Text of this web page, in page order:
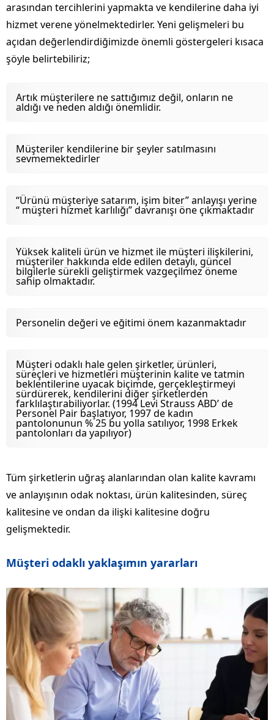
arasından tercihlerini yapmakta ve kendilerine daha iyi
hizmet verene yönelmektedirler. Yeni gelişmeleri bu
açıdan değerlendirdiğimizde önemli göstergeleri kısaca
şöyle belirtebiliriz;
Artık müşterilere ne sattığımız değil, onların ne
aldığı ve neden aldığı önemlidir.
Müşteriler kendilerine bir şeyler satılmasını
sevmemektedirler
“Ürünü müşteriye satarım, işim biter” anlayışı yerine
“ müşteri hizmet karlılığı” davranışı öne çıkmaktadır
Yüksek kaliteli ürün ve hizmet ile müşteri ilişkilerini,
müşteriler hakkında elde edilen detaylı, güncel
bilgilerle sürekli geliştirmek vazgeçilmez öneme
sahip olmaktadır.
Personelin değeri ve eğitimi önem kazanmaktadır
Müşteri odaklı hale gelen şirketler, ürünleri,
süreçleri ve hizmetleri müşterinin kalite ve tatmin
beklentilerine uyacak biçimde, gerçekleştirmeyi
sürdürerek, kendilerini diğer şirketlerden
farklılaştırabiliyorlar. (1994 Levi Strauss ABD’ de
Personel Pair başlatıyor, 1997 de kadın
pantolonunun % 25 bu yolla satılıyor, 1998 Erkek
pantolonları da yapılıyor)
Tüm şirketlerin uğraş alanlarından olan kalite kavramı
ve anlayışının odak noktası, ürün kalitesinden, süreç
kalitesine ve ondan da ilişki kalitesine doğru
gelişmektedir.
Müşteri odaklı yaklaşımın yararları